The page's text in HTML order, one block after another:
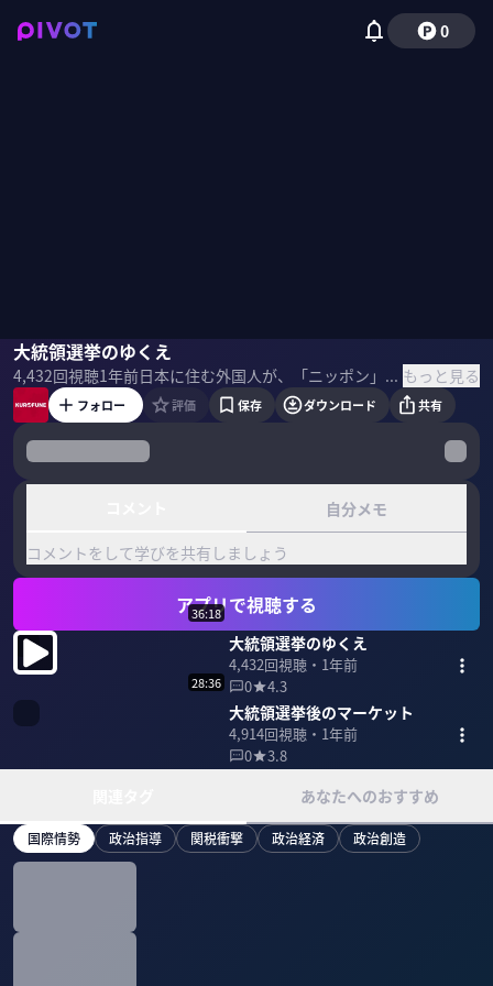
0
大統領選挙のゆくえ
4,432回視聴1年前 日本に住む外国人が、「ニッポン」の文化や経済をテーマに議論。どうすれば日本がもっと良くなるか？を考えていく番組。 今回のテーマは「大統領選挙とマーケット」 ＜ゲスト＞ 茂木敏充｜自由民主党 幹事長 栃木県足利市生まれ。東京大学、ハーバード大学大学院を経て マッキンゼーでコンサルタントを経験。1993年に衆議院議員初選。 金融・行革担当大臣、経済産業大臣、外務大臣などを歴任。 現在、自民党幹事長を務める。 ジョセフ・クラフト｜経済アナリスト 1986年カリフォルニア大学バークレイ校卒業後モルガン・スタンレーNYKに入社。 1987年同社東京支社に着任し為替と債券トレーディングの共同ヘッド。 2000年以降はマネージングディレクターを務めるコーポレート・デリバティブ・セールスの ヘッド、債券営業、アジア・太平洋地域における為替営業の責任者なども歴任。 2007年ドレスナー・クラインオート証券、2010年バンク・オブ・アメリカ東京支店副支店長兼 為替本部長などを経て、2015年ロールシャッハ・アドバイザリー㈱代表取締役就任。 SBI FXトレード社外取締役及び ソニー・グループ株式会社社外取締役。 ティム・ケリー｜ロイター通信東京支局 上級特派員 英国出身。 シェフィールド大学 (英国)卒。 2000年からブルームバーグ東京支局で首相官邸担当記者として勤務した後、 フォーブス誌東京支局長を経て2010年に上級特派員としてロイタ一通信に入社。 主に外交、安全保障を担当、最近は自動車産業の取材も精力的に行っている。 もっと見る
茂木敏充ジョセフ・クラフト
フォロー 評価 保存 ダウンロード 共有
自分メモ
コメントをして学びを共有しましょう
アプリで視聴する
36:18
大統領選挙のゆくえ
4,432回視聴・ 1年前
0
4.3
28:36
大統領選挙後のマーケット
4,914回視聴・ 1年前
0
3.8
あなたへのおすすめ
国際情勢 政治指導 関税衝撃 政治経済 政治創造